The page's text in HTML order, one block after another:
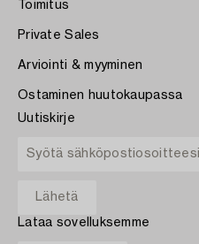
Toimitus
Private Sales
Arviointi & myyminen
Ostaminen huutokaupassa
Uutiskirje
Lataa sovelluksemme